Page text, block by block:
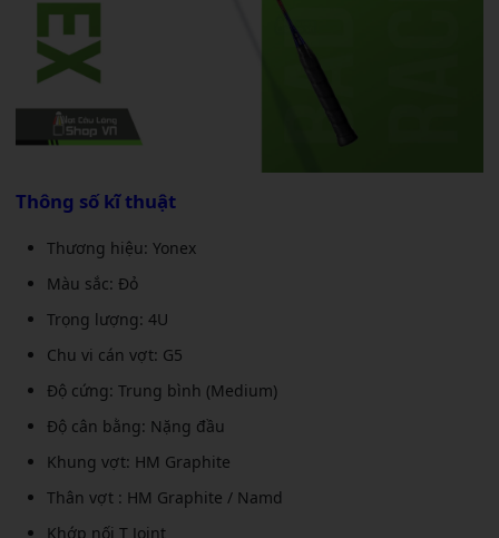
Thông số kĩ thuật
Thương hiệu: Yonex
Màu sắc: Đỏ
Trọng lượng: 4U
Chu vi cán vợt: G5
Độ cứng: Trung bình (Medium)
Độ cân bằng: Nặng đầu
Khung vợt: HM Graphite
Thân vợt : HM Graphite / Namd
Khớp nối T Joint